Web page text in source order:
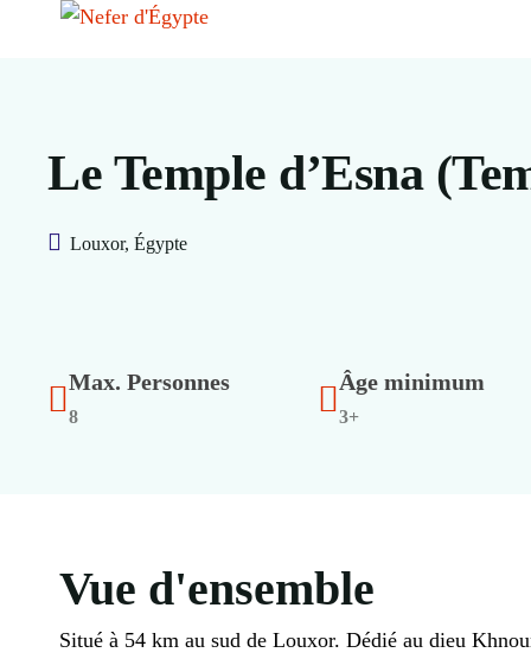
Le Temple d’Esna
Louxor, Égypte
Max. Personnes
8
Âge minimum
3+
Vue d'ensemble
Situé à 54 km au sud de Louxor. Dédié au dieu